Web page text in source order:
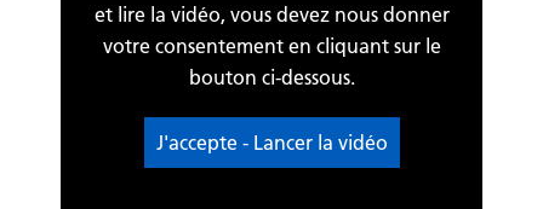
et lire la vidéo, vous devez nous donner
votre consentement en cliquant sur le
bouton ci-dessous.
J'accepte - Lancer la vidéo